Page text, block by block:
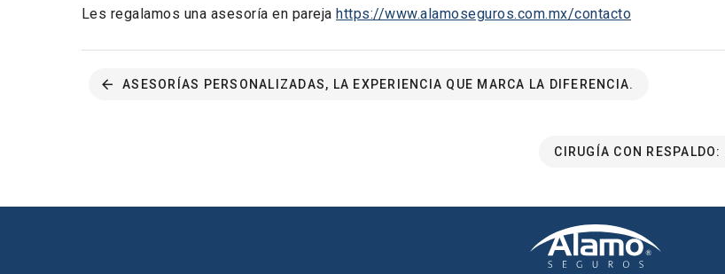
Les regalamos una asesoría en pareja https://www.alamoseguros.com.mx/contacto
ASESORÍAS PERSONALIZADAS, LA EXPERIENCIA QUE MARCA LA DIFERENCIA.
CIRUGÍA CON